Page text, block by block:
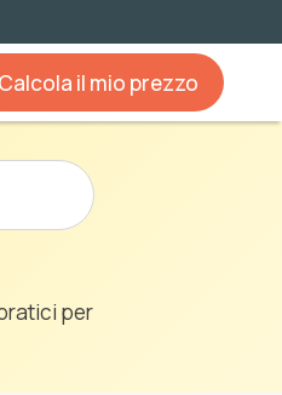
Calcola il mio prezzo
per